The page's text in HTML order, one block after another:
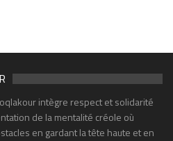
intègre respect et solidarité
de la mentalité créole où
en gardant la tête haute et en